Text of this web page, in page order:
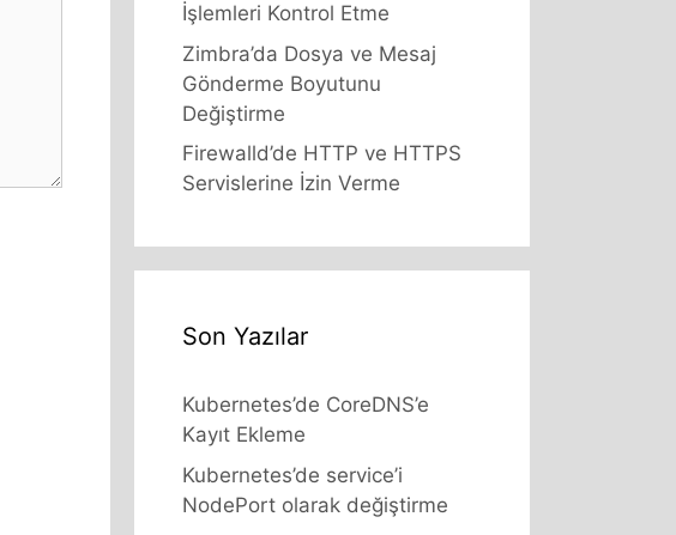
İşlemleri Kontrol Etme
Zimbra’da Dosya ve Mesaj
Gönderme Boyutunu
Değiştirme
Firewalld’de HTTP ve HTTPS
Servislerine İzin Verme
Son Yazılar
Kubernetes’de CoreDNS’e
Kayıt Ekleme
Kubernetes’de service’i
NodePort olarak değiştirme